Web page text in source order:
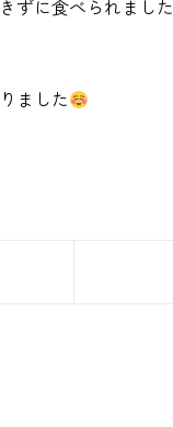
ずに食べられました
ました